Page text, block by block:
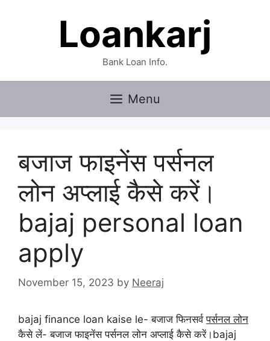
Loankarj
Bank Loan Info.
Menu
बजाज फाइनेंस पर्सनल
लोन अप्लाई कैसे करें।
bajaj personal loan
apply
November 15, 2023 by Neeraj
bajaj finance loan kaise le- बजाज फिनसर्वपर्सनल लोन
कैसे लें- बजाज फाइनेंस पर्सनल लोन अप्लाई कैसे करें।bajaj